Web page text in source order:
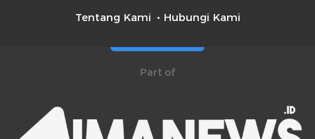
Tentang Kami
Hubungi Kami
Part of